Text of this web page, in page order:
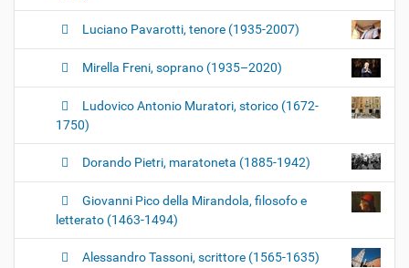
e
Luciano Pavarotti, tenore (1935-2007)
Mirella Freni, soprano (1935–2020)
Ludovico Antonio Muratori, storico (1672-
1750)
Dorando Pietri, maratoneta (1885-1942)
Giovanni Pico della Mirandola, filosofo e
letterato (1463-1494)
Alessandro Tassoni, scrittore (1565-1635)